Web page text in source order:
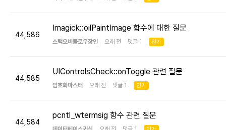
44,586
Imagick::oilPaintImage 함수에 대한 질문
스택오버플로우장인 오래 전 댓글 1 인기
44,585
UIControlsCheck::onToggle 관련 질문
암호화마스터 오래 전 댓글 1 인기
44,584
pcntl_wtermsig 함수 관련 질문